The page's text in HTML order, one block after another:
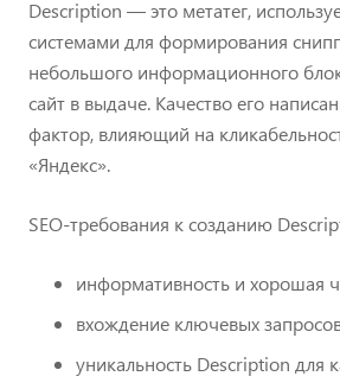
Description — это метатег,
системами для формирования
небольшого информационного
сайт в выдаче. Качество его
фактор, влияющий на
«Яндекс».
SEO-требования к созданию
информативность и хорошая
вхождение ключевых
уникальность Description для